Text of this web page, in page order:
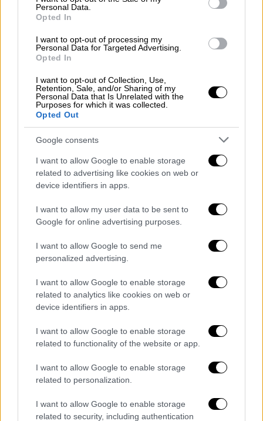
Personal Data.
Opted In
I want to opt-out of processing my
Personal Data for Targeted Advertising.
Opted In
I want to opt-out of Collection, Use,
Retention, Sale, and/or Sharing of my
Personal Data that Is Unrelated with the
Purposes for which it was collected.
Opted Out
Google consents
I want to allow Google to enable storage
related to advertising like cookies on web or
device identifiers in apps.
I want to allow my user data to be sent to
Google for online advertising purposes.
I want to allow Google to send me
personalized advertising.
I want to allow Google to enable storage
related to analytics like cookies on web or
device identifiers in apps.
I want to allow Google to enable storage
related to functionality of the website or app.
I want to allow Google to enable storage
related to personalization.
I want to allow Google to enable storage
related to security, including authentication
δρόμος με αυξημένη
, ενώ ο
άλλος οδηγός φέρεται
πρόβλημα υγείαςγια να δικαιολογήσει την
άρνησή του να μετακινήσει το όχημά του.
έντασημεταξύ των δύο πλευρών
κλιμακώθηκε γρήγορα. Σύμφωνα με τις
καταγγελίες, ο άνδρας κατέβηκε από το
αυτοκίνητό του, πλησίασε το όχημα της
γυναίκας και τη χτύπησε στο πρόσωπο μέσα
από το παράθυρο,προκαλώντας της
τραυματισμόστο μάτι.
βρισκόταν το ανήλικο παιδί της, το οποίο
έγινε μάρτυρας των όσων συνέβησαν.
Μετά το συμβάν, ο φερόμενος δράστης
αποχώρησε από το
σημείο
μαρτυρίες κατοίκων της περιοχής, στοιχεία
του οχήματος και υλικό από κάμερες
ασφαλείαςσυνέβαλαν στην ταυτοποίησή του
από τις Αρχές.